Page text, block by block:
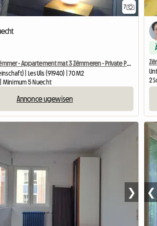
7
Privatzëmmer - Appartement mat 3 Zëmmeren - Private Parking
| Les Ulis (91940) | 70 M2
Minimum 5 Nuecht
Annonce ugewisen
2
❯ ❮